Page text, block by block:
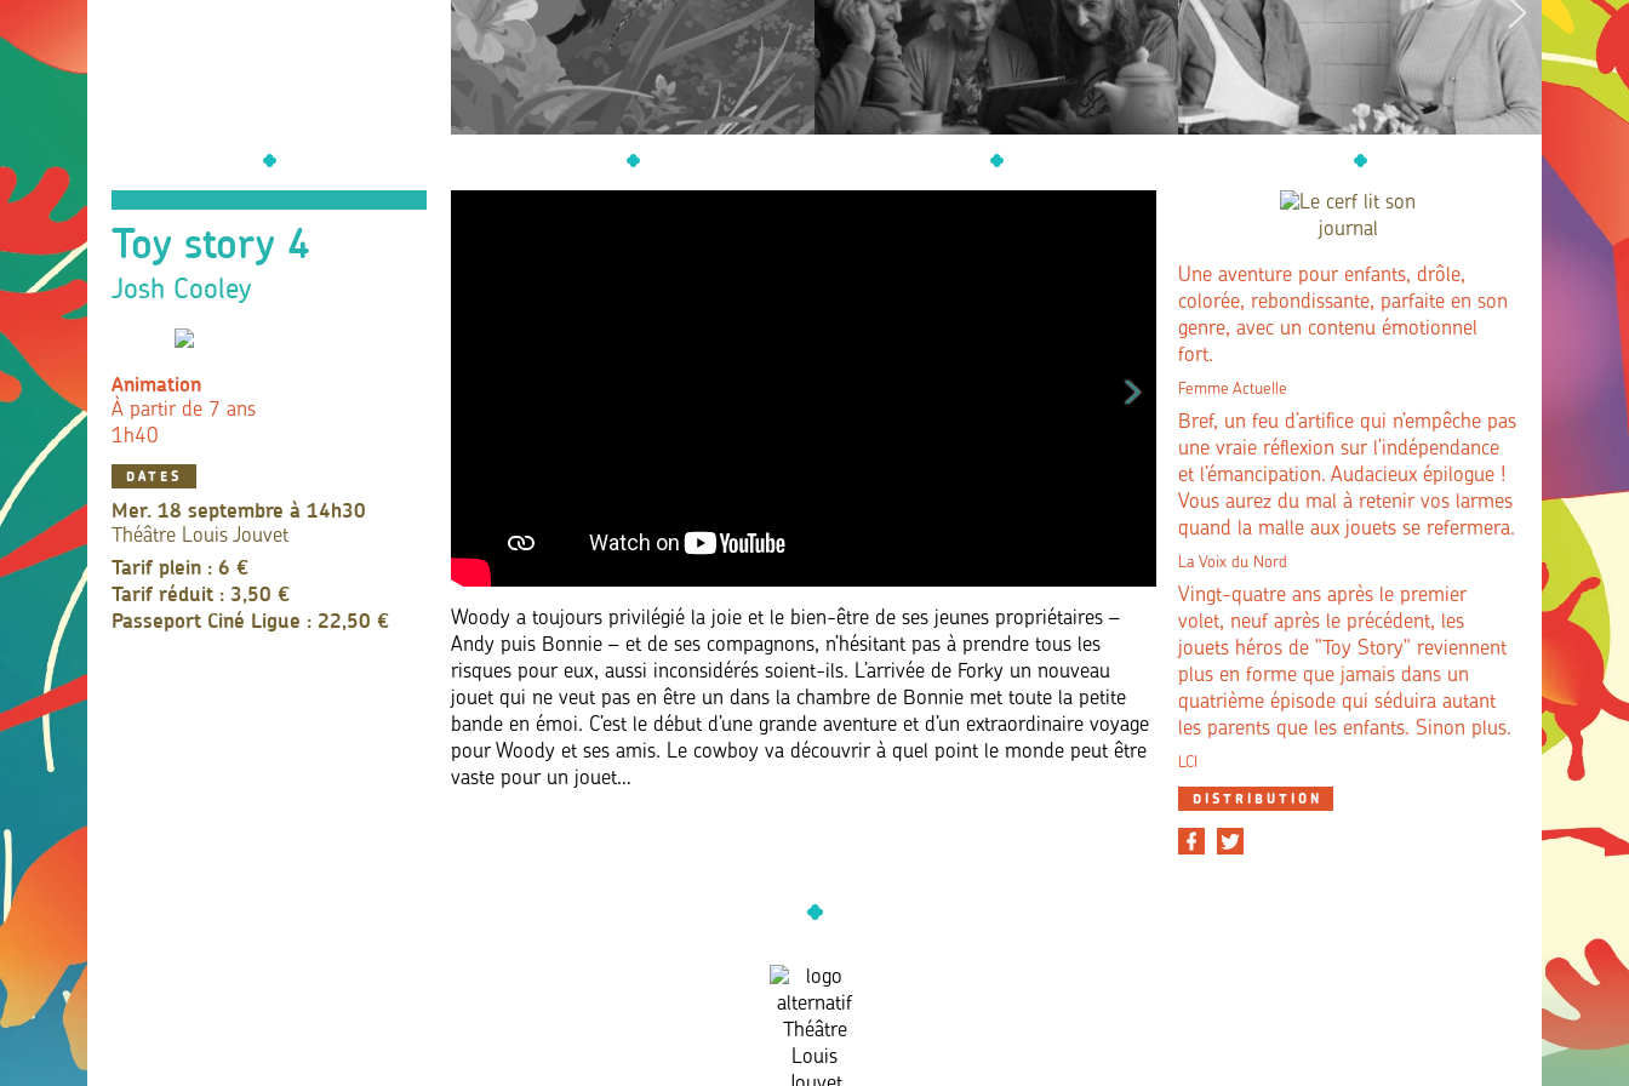
Toy story 4
Josh Cooley
Animation
À partir de 7 ans
1h40
DATES
mer. 18 septembre à 14h30
Théâtre Louis Jouvet
Tarif plein : 6 €
Tarif réduit : 3,50 €
Passeport Ciné Ligue : 22,50 €
Woody a toujours privilégié la joie et le bien-être de ses jeunes propriétaires –
Andy puis Bonnie – et de ses compagnons, n’hésitant pas à prendre tous les
risques pour eux, aussi inconsidérés soient-ils. L’arrivée de Forky un nouveau
jouet qui ne veut pas en être un dans la chambre de Bonnie met toute la petite
bande en émoi. C’est le début d’une grande aventure et d’un extraordinaire voyage
pour Woody et ses amis. Le cowboy va découvrir à quel point le monde peut être
vaste pour un jouet…
Une aventure pour enfants, drôle,
colorée, rebondissante, parfaite en son
genre, avec un contenu émotionnel
fort.
Femme Actuelle
Bref, un feu d’artifice qui n’empêche pas
une vraie réflexion sur l’indépendance
et l’émancipation. Audacieux épilogue !
Vous aurez du mal à retenir vos larmes
quand la malle aux jouets se refermera.
La Voix du Nord
Vingt-quatre ans après le premier
volet, neuf après le précédent, les
jouets héros de "Toy Story" reviennent
plus en forme que jamais dans un
quatrième épisode qui séduira autant
les parents que les enfants. Sinon plus.
LCI
DISTRIBUTION